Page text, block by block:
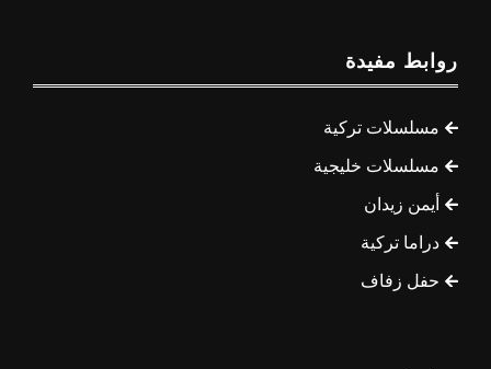
روابط مفيدة
مسلسلات تركية
مسلسلات خليجية
أيمن زيدان
دراما تركية
حفل زفاف